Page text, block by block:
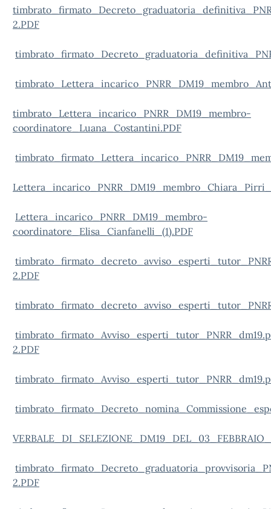
2.PDF
timbrato_Lettera_incarico_PNRR_DM19_membro-
coordinatore_Luana_Costantini.PDF
Lettera_incarico_PNRR_DM19_membro-
coordinatore_Elisa_Cianfanelli_(1).PDF
2.PDF
2.PDF
2.PDF